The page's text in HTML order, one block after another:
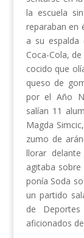
la escuela
reparaban en
a su
Coca-Cola,
cocido que
queso de
por el Año
salían 11
Magda
zumo de
llorar
agitaba
ponía Soda
un partido
de
aficionados